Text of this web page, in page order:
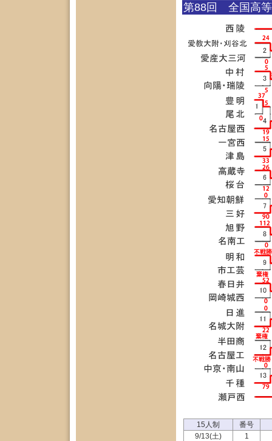
第88回 全国高
15人制
番号
9/13(土)
1